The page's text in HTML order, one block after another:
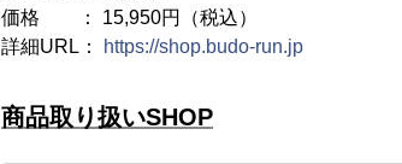
価格 ： 15,950円（税込）
詳細URL：
https://shop.budo-run.jp
商品取り扱いSHOP